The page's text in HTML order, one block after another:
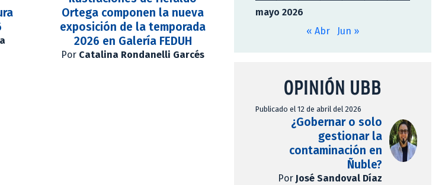
Ortega componen la nueva
exposición de la temporada
2026 en Galería FEDUH
Por Catalina Rondanelli Garcés
mayo 2026
« Abr Jun »
OPINIÓN UBB
Publicado el 12 de abril del 2026
¿Gobernar o solo
gestionar la
contaminación en
Ñuble?
Por José Sandoval Díaz